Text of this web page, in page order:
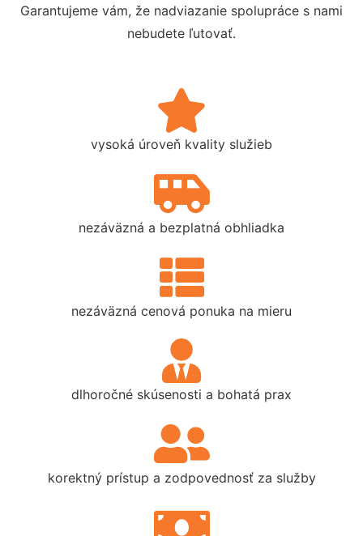
Garantujeme vám, že nadviazanie spolupráce s nami
nebudete ľutovať.
vysoká úroveň kvality služieb
nezáväzná a bezplatná obhliadka
nezáväzná cenová ponuka na mieru
dlhoročné skúsenosti a bohatá prax
korektný prístup a zodpovednosť za služby